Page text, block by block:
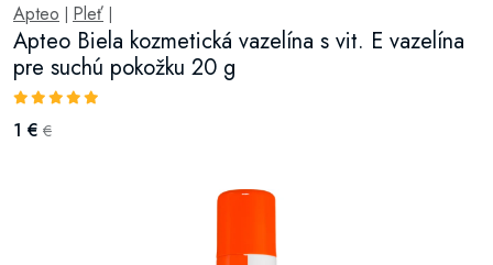
Apteo Pleť
Apteo Biela kozmetická vazelína s vit. E vazelína
pre suchú pokožku 20 g
1 € €